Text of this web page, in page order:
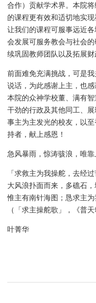
合作）贡献学术界。本院
的课程更有效和适切地实
让我们的课程可服事远近
会发展可服务教会与社会
续巩固教师团队以及拓展财
前面难免充满挑战，可是
说话，为此感谢上主，也
本院的众神学校董、满有
干劲的行政及其他同工、
事主为主发光的校友，以
持者，献上感恩！
急风暴雨，惊涛骇浪，唯靠
「求救主为我操舵，去经过
大风浪扑面而来，多礁石，
惟主有南针海图；恳求主为
（「求主操舵歌」，《普天
叶菁华